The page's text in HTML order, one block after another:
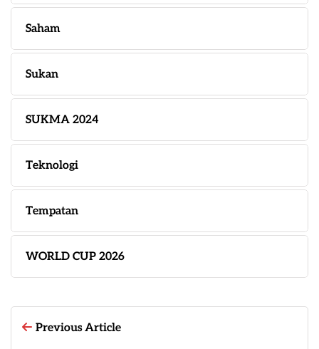
Saham
Sukan
SUKMA 2024
Teknologi
Tempatan
WORLD CUP 2026
Previous Article